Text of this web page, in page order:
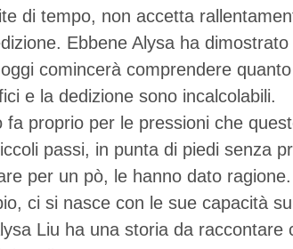
di tempo, non accetta
Ebbene Alysa ha
comincerà comprendere
e la dedizione sono incalcolabili.
proprio per le pressioni che
passi, in punta di piedi senza
per un pò, le hanno dato
ci si nasce con le sue capacità
Liu ha una storia da